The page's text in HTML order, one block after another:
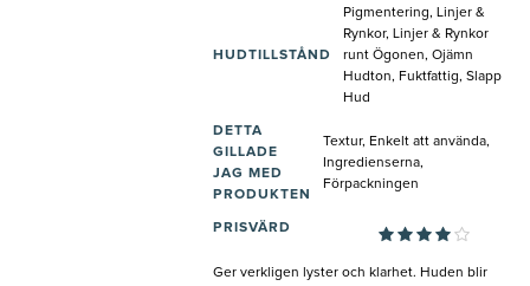
HUDTILLSTÅND
Pigmentering, Linjer &
Rynkor, Linjer & Rynkor
runt Ögonen, Ojämn
Hudton, Fuktfattig, Slapp
Hud
DETTA
GILLADE
JAG MED
PRODUKTEN
Textur, Enkelt att använda,
Ingredienserna,
Förpackningen
PRISVÄRD
Ger verkligen lyster och klarhet. Huden blir